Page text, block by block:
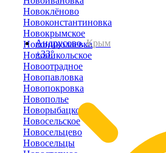
Андрусово,Крым
+33°
Новоклёново
Новоконстантиновка
Новокрымское
Новониколаевка
Новоникольское
Новоотрадное
Новопавловка
Новопокровка
Новополье
Новорыбацкое
Новосельское
Новосельцево
Новосельцы